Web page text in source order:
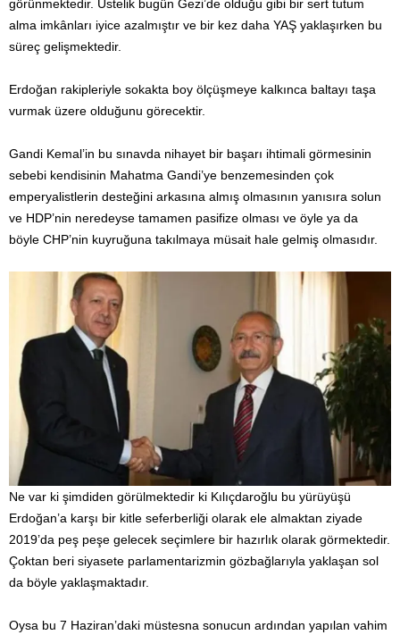
görünmektedir. Üstelik bugün Gezi’de olduğu gibi bir sert tutum
alma imkânları iyice azalmıştır ve bir kez daha YAŞ yaklaşırken bu
süreç gelişmektedir.
Erdoğan rakipleriyle sokakta boy ölçüşmeye kalkınca baltayı taşa
vurmak üzere olduğunu görecektir.
Gandi Kemal’in bu sınavda nihayet bir başarı ihtimali görmesinin
sebebi kendisinin Mahatma Gandi’ye benzemesinden çok
emperyalistlerin desteğini arkasına almış olmasının yanısıra solun
ve HDP’nin neredeyse tamamen pasifize olması ve öyle ya da
böyle CHP’nin kuyruğuna takılmaya müsait hale gelmiş olmasıdır.
Ne var ki şimdiden görülmektedir ki Kılıçdaroğlu bu yürüyüşü
Erdoğan’a karşı bir kitle seferberliği olarak ele almaktan ziyade
2019’da peş peşe gelecek seçimlere bir hazırlık olarak görmektedir.
Çoktan beri siyasete parlamentarizmin gözbağlarıyla yaklaşan sol
da böyle yaklaşmaktadır.
Oysa bu 7 Haziran’daki müstesna sonucun ardından yapılan vahim